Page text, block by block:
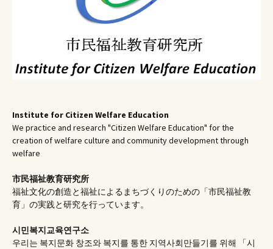
Institute for Citizen Welfare Education
We practice and research "Citizen Welfare Education" for the
creation of welfare culture and community development through
welfare
市民福祉教育研究所
福祉文化の創造と福祉によるまちづくりのための「市民福祉教
育」の実践と研究を行っています。
시민복지교육연구소
우리는 복지문화 창조와 복지를 통한 지역사회만들기를 위해 「시